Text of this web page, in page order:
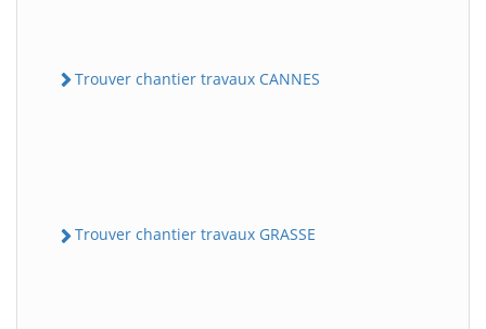
Trouver chantier travaux CANNES
Trouver chantier travaux GRASSE